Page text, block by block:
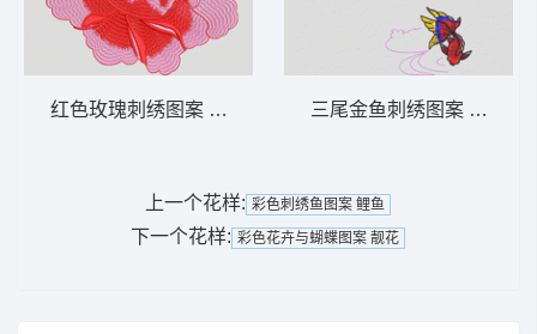
红色玫瑰刺绣图案 靓花 三尾金鱼刺绣图案 金鱼
上一个花样: 彩色刺绣鱼图案 鲤鱼
下一个花样: 彩色花卉与蝴蝶图案 靓花